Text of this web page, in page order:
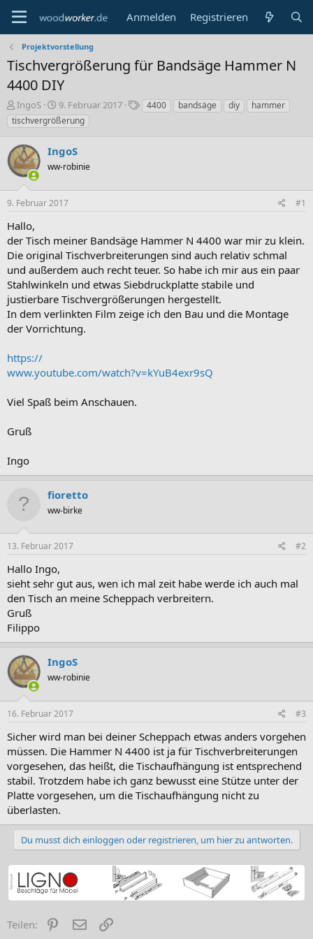
Anmelden Registrieren
Projektvorstellung
Tischvergrößerung für Bandsäge Hammer N
4400 DIY
E
r
s
t
e
l
l
e
r
IngoS
E
r
s
e
l
t
a
9. Februar 2017
S
o
4400 bandsäge diy
hammer
tischvergrößerung
IngoS
ww-robinie
9. Februar 2017 #1
Hallo,
der Tisch meiner Bandsäge Hammer N 4400 war mir zu klein.
Die original Tischverbreiterungen sind auch relativ schmal
und außerdem auch recht teuer. So habe ich mir aus ein paar
Stahlwinkeln und etwas Siebdruckplatte stabile und
justierbare Tischvergrößerungen hergestellt.
In dem verlinkten Film zeige ich den Bau und die Montage
der Vorrichtung.
https://
www.youtube.com/watch?v=kYuB4exr9sQ
Viel Spaß beim Anschauen.
Gruß
Ingo
fioretto
ww-birke
13. Februar 2017 #2
Hallo Ingo,
sieht sehr gut aus, wen ich mal zeit habe werde ich auch mal
den Tisch an meine Scheppach verbreitern.
Gruß
Filippo
IngoS
ww-robinie
16. Februar 2017 #3
Sicher wird man bei deiner Scheppach etwas anders vorgehen
müssen. Die Hammer N 4400 ist ja für Tischverbreiterungen
vorgesehen, das heißt, die Tischaufhängung ist entsprechend
stabil. Trotzdem habe ich ganz bewusst eine Stütze unter der
Platte vorgesehen, um die Tischaufhängung nicht zu
überlasten.
Du musst dich einloggen oder registrieren, um hier zu antworten.
Teilen: PinterestE-Mail